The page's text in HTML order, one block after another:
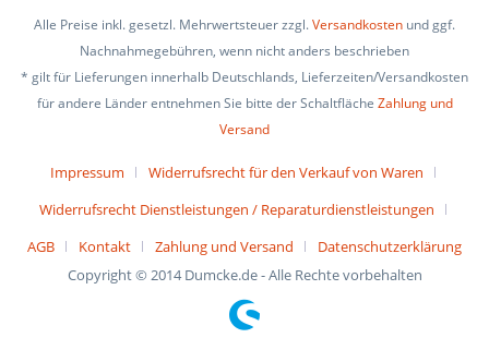
Alle Preise inkl. gesetzl. Mehrwertsteuer zzgl.Versandkosten und ggf.
Nachnahmegebühren, wenn nicht anders beschrieben
* gilt für Lieferungen innerhalb Deutschlands, Lieferzeiten/Versandkosten
für andere Länder entnehmen Sie bitte der Schaltfläche Zahlung und
Versand
Impressum
Widerrufsrecht für den Verkauf von Waren
Widerrufsrecht Dienstleistungen / Reparaturdienstleistungen
AGB
Kontakt Zahlung und Versand
Datenschutzerklärung
Copyright © 2014 Dumcke.de - Alle Rechte vorbehalten